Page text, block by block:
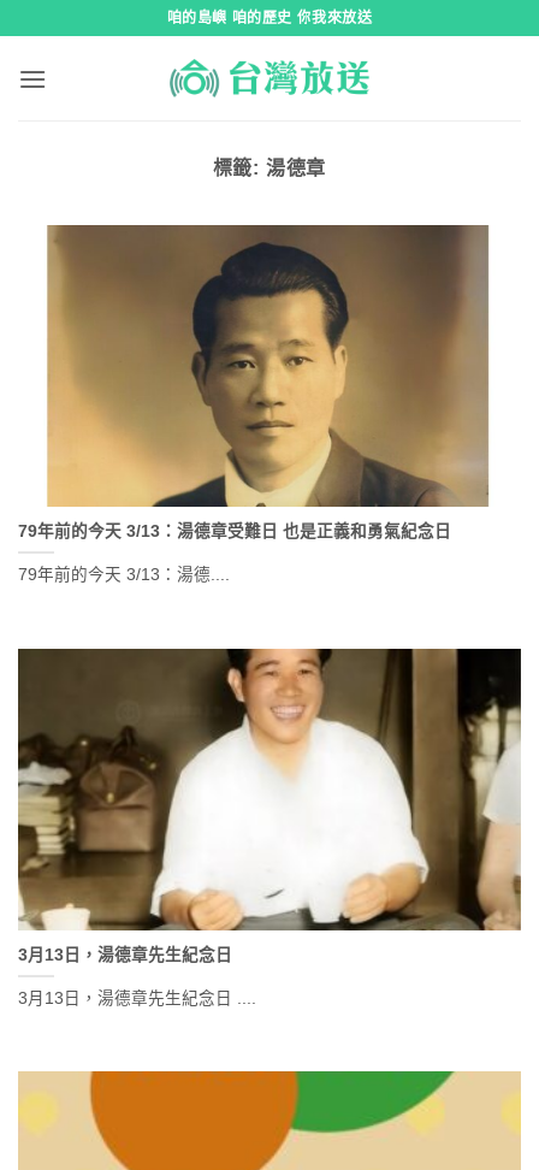
咱的島嶼 咱的歷史 你我來放送
標籤: 湯德章
79年前的今天 3/13：湯德章受難日 也是正義和勇氣紀念日
79年前的今天 3/13：湯德....
3月13日，湯德章先生紀念日
3月13日，湯德章先生紀念日 ....